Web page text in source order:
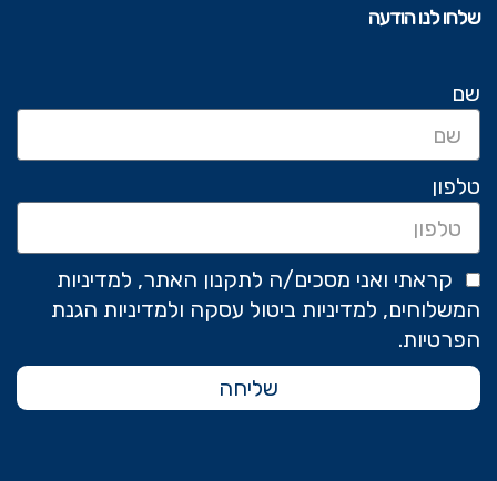
שלחו לנו הודעה
שם
טלפון
קראתי ואני מסכים/ה לתקנון האתר, למדיניות
המשלוחים, למדיניות ביטול עסקה ולמדיניות הגנת
הפרטיות.
שליחה